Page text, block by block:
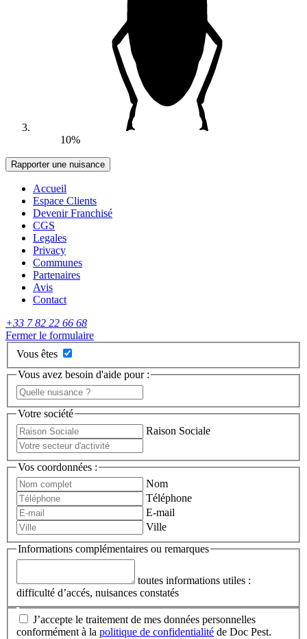
10%
Accueil
Espace Clients
Devenir Franchisé
CGS
Legales
Privacy
Communes
Partenaires
Avis
Contact
+33 7 82 22 66 68
Fermer le formulaire
Vous êtes
Vous avez besoin d'aide pour :
Votre société
Raison Sociale
Vos coordonnées :
Nom
Téléphone
E-mail
Ville
Informations complémentaires ou remarques
toutes informations utiles :
difficulté d’accés, nuisances constatés
J’accepte le traitement de mes données personnelles
conformément à la politique de confidentialité de Doc Pest.